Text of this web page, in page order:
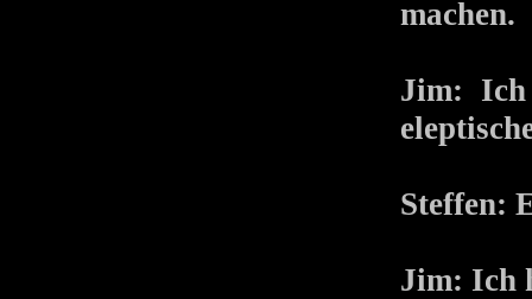
machen.
Jim: Ich
Steffen:
Jim: Ich